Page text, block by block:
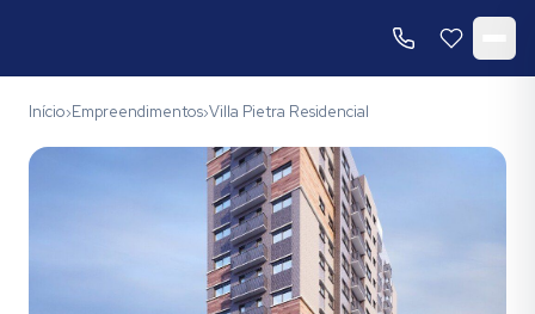
Início›Empreendimentos›Villa Pietra Residencial